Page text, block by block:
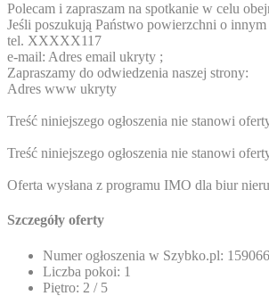
Polecam i zapraszam na spotkanie w celu
Jeśli poszukują Państwo powierzchni o
tel. XXXXX117
e-mail: Adres email ukryty ;
Zapraszamy do odwiedzenia naszej strony:
Adres www ukryty
Treść niniejszego ogłoszenia nie stanowi
Treść niniejszego ogłoszenia nie stanowi
Oferta wysłana z programu IMO dla biur
Szczegóły oferty
Numer ogłoszenia w Szybko.pl:
Liczba pokoi: 1
Piętro: 2 / 5